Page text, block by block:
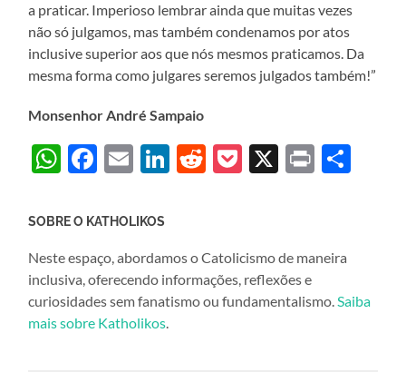
a praticar. Imperioso lembrar ainda que muitas vezes
não só julgamos, mas também condenamos por atos
inclusive superior aos que nós mesmos praticamos. Da
mesma forma como julgares seremos julgados também!”
Monsenhor André Sampaio
WhatsApp
Facebook
EmailLinkedIn
Reddit
Pocket
X Print
SOBRE O KATHOLIKOS
Neste espaço, abordamos o Catolicismo de maneira
inclusiva, oferecendo informações, reflexões e
curiosidades sem fanatismo ou fundamentalismo.Saiba
mais sobre Katholikos.